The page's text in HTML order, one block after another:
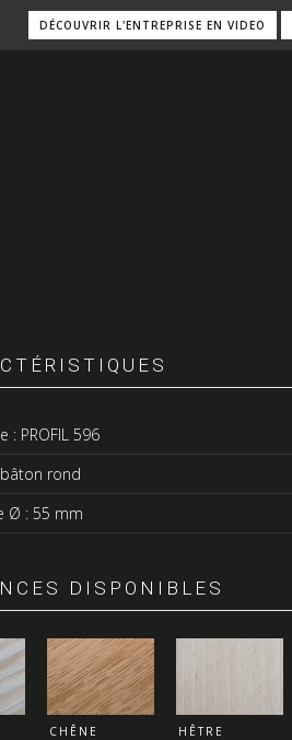
DÉCOUVRIR L'ENTREPRISE EN VIDEO
: PROFIL 596
rond
Ø : 55 mm
DISPONIBLES
CHÊNE HÊTRE